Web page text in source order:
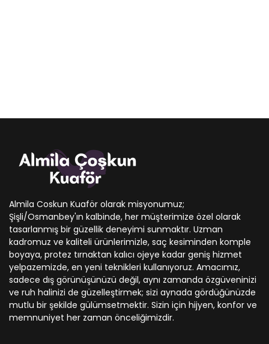
Almila Coskun Kuaför olarak misyonumuz;
Şişli/Osmanbey'ın kalbinde, her müşterimize özel olarak
tasarlanmış bir güzellik deneyimi sunmaktır. Uzman
kadromuz ve kaliteli ürünlerimizle, saç kesiminden komple
boyaya, protez tırnaktan kalıcı ojeye kadar geniş hizmet
yelpazemizde, en yeni teknikleri kullanıyoruz. Amacımız,
sadece dış görünüşünüzü değil, aynı zamanda özgüveninizi
ve ruh halinizi de güzelleştirmek; sizi aynada gördüğünüzde
mutlu bir şekilde gülümsetmektir. Sizin için hijyen, konfor ve
memnuniyet her zaman önceliğimizdir.